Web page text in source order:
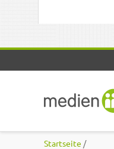
Startseite /